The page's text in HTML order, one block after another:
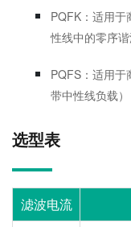
PQFK：适用于
性线中的零序谐
PQFS：适用于
带中性线负载）
选型表
滤波电流